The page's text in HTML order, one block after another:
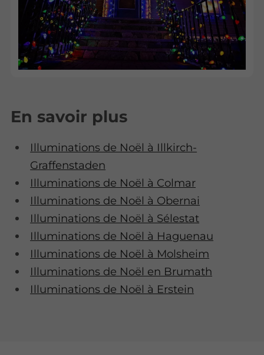
En savoir plus
Illuminations de Noël à Illkirch-
Graffenstaden
Illuminations de Noël à Colmar
Illuminations de Noël à Obernai
Illuminations de Noël à Sélestat
Illuminations de Noël à Haguenau
Illuminations de Noël à Molsheim
Illuminations de Noël en Brumath
Illuminations de Noël à Erstein